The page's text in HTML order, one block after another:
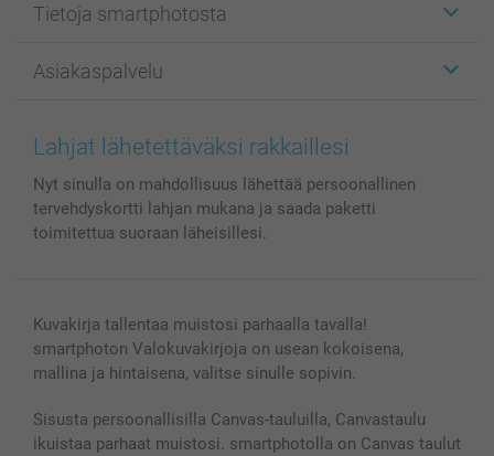
Kuvakortit
Kuvakirjat
Valokuvat, Julisteet & Taskukirjat
MyNameBook
Kuvakalenterit & Päivyrit
Tietoja smartphotosta
Affiliate ohjelma
Evästekäytäntö
Ehdot/takuut
Investor Relations
Asiakaspalvelu
100% tyytyväisyystakuu
Hinnat & maksutavat
Tilausten tila
Lahjat lähetettäväksi rakkaillesi
Nyt sinulla on mahdollisuus lähettää persoonallinen
tervehdyskortti lahjan mukana ja saada paketti
toimitettua suoraan läheisillesi.
Kuvakirja tallentaa muistosi parhaalla tavalla!
smartphoton Valokuvakirjoja on usean kokoisena,
mallina ja hintaisena, valitse sinulle sopivin.
Sisusta persoonallisilla Canvas-tauluilla, Canvastaulu
ikuistaa parhaat muistosi. smartphotolla on Canvas taulut